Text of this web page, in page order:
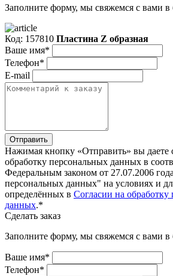
Заполните форму, мы свяжемся с вами
Код: 157810 Пластина Z образная
Ваше имя*
Телефон*
E-mail
Отправить
Нажимая кнопку «Отправить» вы даете
обработку персональных данных в
Федеральным законом от 27.07.2006
персональных данных" на условиях и
определённых в Согласии на обработку
данных.*
Сделать заказ
Заполните форму, мы свяжемся с вами
Ваше имя*
Телефон*